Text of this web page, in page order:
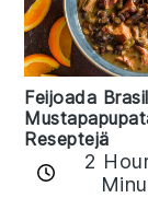
Feijoada
Reseptejä
2